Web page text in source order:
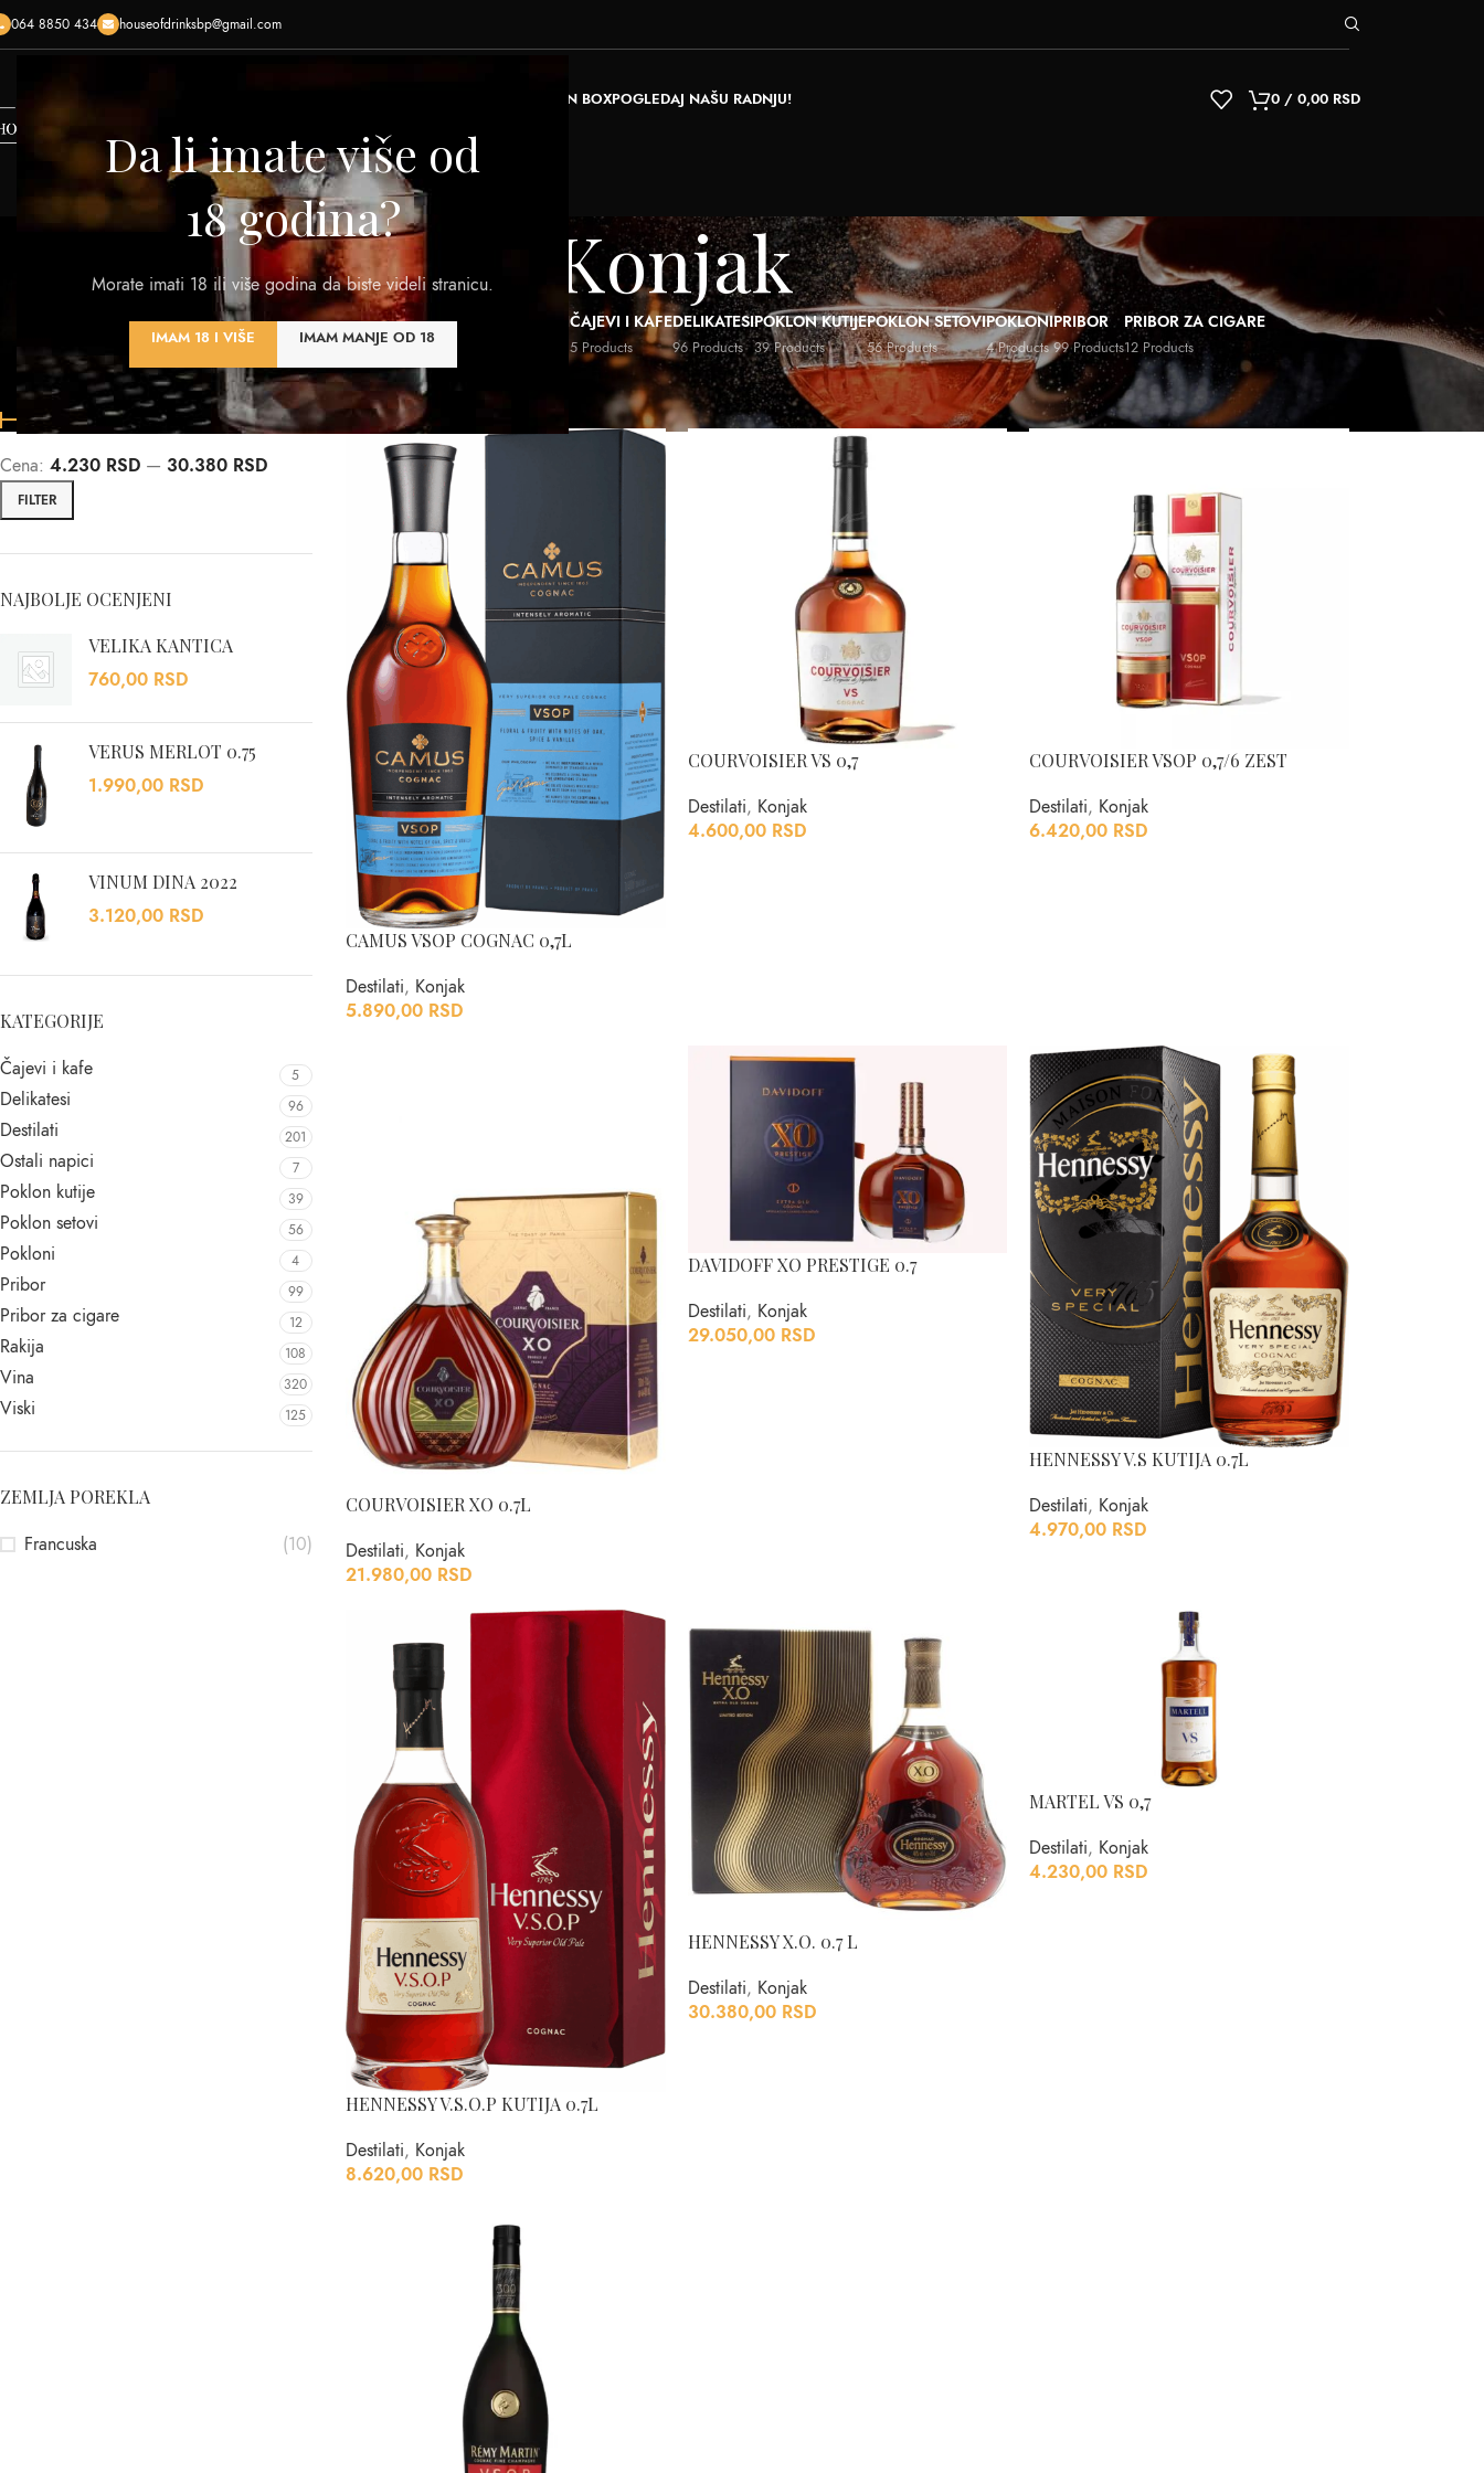
Da li imate više od
18 godina?
Morate imati 18 ili više godina da biste videli stranicu.
IMAM 18 I VIŠE IMAM MANJE OD 18
064 8850 434 houseofdrinksbp@gmail.com
KREIRAJ POKLON BOXPOGLEDAJ NAŠU RADNJU! 0 / 0,00 RSD
Konjak
320 Products
RAKIJA
108 Products
VISKI
125 Products
DESTILATI
201 Products
PIVA
0 Products
OSTALI NAPICIČAJEVI I KAFE
5 Products
DELIKATESI
96 Products
POKLON KUTIJE
39 Products
POKLON SETOVI
56 Products
POKLONI
4 Products
PRIBOR
99 Products
PRIBOR ZA CIGARE
12 Products
FILTER PO CENI
FILTER
Cena: 4.230 RSD — 30.380 RSD
NAJBOLJE OCENJENI
VELIKA KANTICA
760,00 RSD
VERUS MERLOT 0.75
1.990,00 RSD
VINUM DINA 2022
3.120,00 RSD
KATEGORIJE
Čajevi i kafe 5
Delikatesi 96
Destilati 201
Ostali napici 7
Poklon kutije 39
Poklon setovi 56
Pokloni 4
Pribor 99
Pribor za cigare 12
Rakija 108
Vina 320
Viski 125
ZEMLJA POREKLA
Francuska (10)
Početna Proizvod Vrsta Show 9 12 18 24
CAMUS VSOP COGNAC 0,7L
Destilati, Konjak
5.890,00 RSD
COURVOISIER VS 0,7
Destilati, Konjak
4.600,00 RSD
COURVOISIER VSOP 0,7/6 ZEST
Destilati, Konjak
6.420,00 RSD
COURVOISIER XO 0.7L
Destilati, Konjak
21.980,00 RSD
DAVIDOFF XO PRESTIGE 0.7
Destilati, Konjak
29.050,00 RSD
HENNESSY V.S KUTIJA 0.7L
Destilati, Konjak
4.970,00 RSD
HENNESSY V.S.O.P KUTIJA 0.7L
Destilati, Konjak
8.620,00 RSD
HENNESSY X.O. 0.7 L
Destilati, Konjak
30.380,00 RSD
MARTEL VS 0,7
Destilati, Konjak
4.230,00 RSD